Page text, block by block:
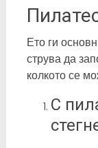
Ето ги
струва да
колкото се
С